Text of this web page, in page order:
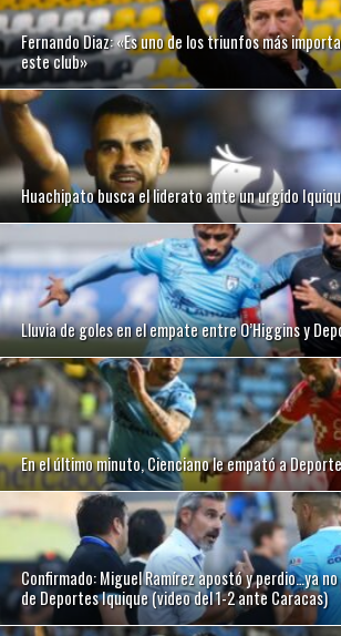
Fernando Diaz: «Es uno de los triunfos más
este club»
Huachipato busca el liderato ante un urgido
Lluvia de goles en el empate entre O’Higgins y
En el último minuto, Cienciano le empató a
Confirmado: Miguel Ramírez apostó y perdio…ya
de Deportes Iquique (video del 1-2 ante Caracas)